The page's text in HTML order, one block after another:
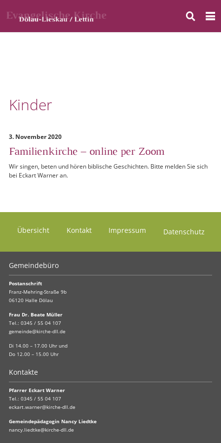
Kinder
3. November 2020
Familienkirche – online per Zoom
Wir singen, beten und hören biblische Geschichten. Bitte melden Sie sich
bei Eckart Warner an.
Übersicht Kontakt Impressum Datenschutz
Gemeindebüro
Postanschrift
Franz-Mehring-Straße 9b
06120 Halle Dölau
Frau Dr. Beate Müller
Tel.: 0345 / 55 04 107
gemeinde@kirche-dll.de
Di 14.00 – 17.00 Uhr und
Do 12.00 – 15.00 Uhr
Kontakte
Pfarrer Eckart Warner
Tel.: 0345 / 55 04 107
eckart.warner@kirche-dll.de
Gemeindepädagogin Nancy Liedtke
nancy.liedtke@kirche-dll.de